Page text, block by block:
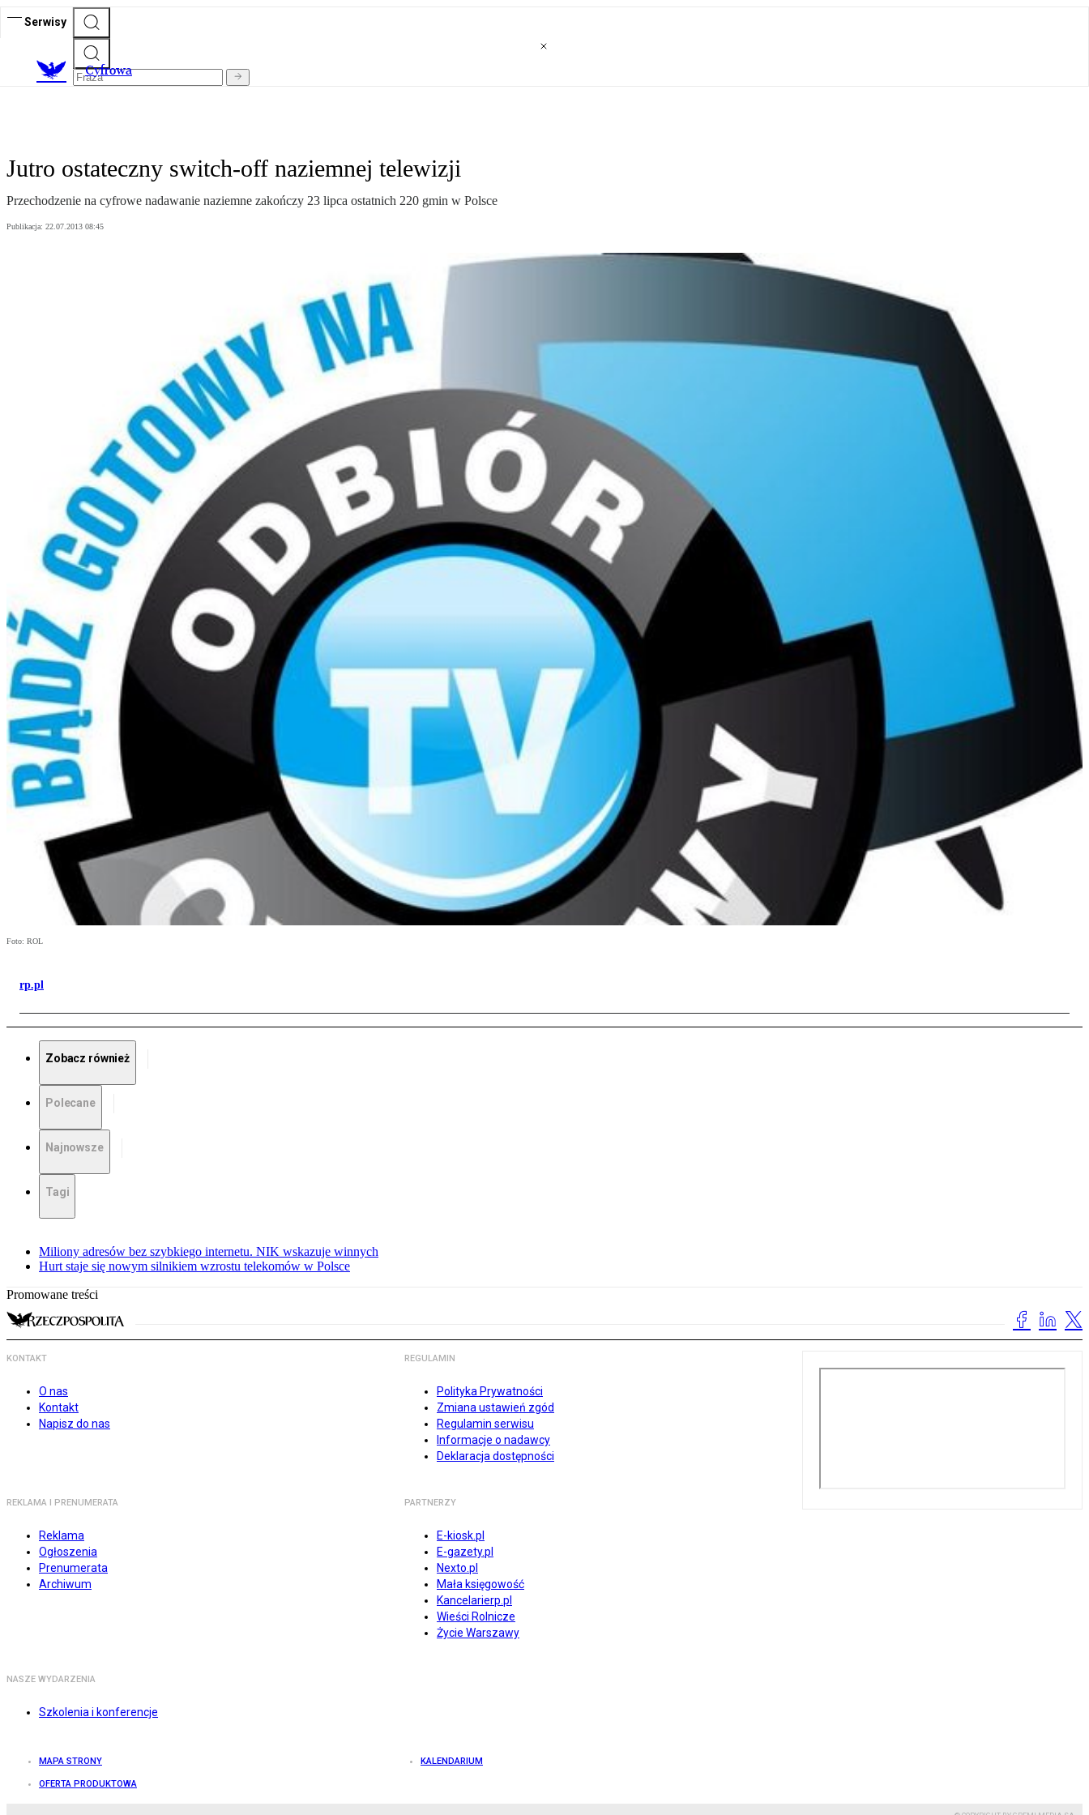
Serwisy
Cyfrowa
Jutro ostateczny switch-off naziemnej telewizji
Przechodzenie na cyfrowe nadawanie naziemne zakończy 23 lipca ostatnich 220 gmin w Polsce
Publikacja: 22.07.2013 08:45
Foto: ROL
rp.pl
Zobacz również
Polecane
Najnowsze
Tagi
Miliony adresów bez szybkiego internetu. NIK wskazuje winnych
Hurt staje się nowym silnikiem wzrostu telekomów w Polsce
Promowane treści
KONTAKT
O nas
Kontakt
Napisz do nas
REGULAMIN
Polityka Prywatności
Zmiana ustawień zgód
Regulamin serwisu
Informacje o nadawcy
Deklaracja dostępności
REKLAMA I PRENUMERATA
Reklama
Ogłoszenia
Prenumerata
Archiwum
PARTNERZY
E-kiosk.pl
E-gazety.pl
Nexto.pl
Mała księgowość
Kancelarierp.pl
Wieści Rolnicze
Życie Warszawy
NASZE WYDARZENIA
Szkolenia i konferencje
MAPA STRONY KALENDARIUM
OFERTA PRODUKTOWA